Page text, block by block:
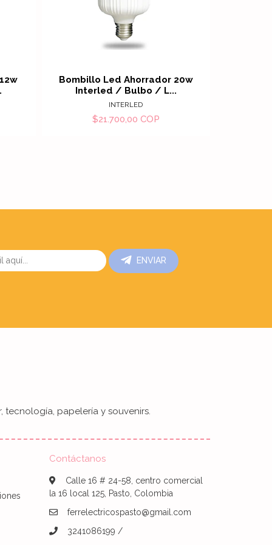
Bombillo Led Ahorrador 20w
Interled / Bulbo / L...
INTERLED
$21.700,00 COP
ENVIAR
tecnología, papelería y souvenirs.
Contáctanos
Calle 16 # 24-58, centro comercial
la 16 local 125, Pasto, Colombia
ferrelectricospasto@gmail.com
3241086199 /